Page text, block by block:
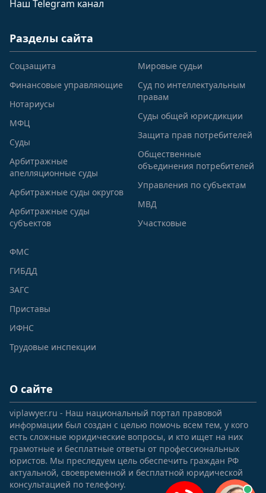
Наш Telegram канал
Разделы сайта
Соцзащита
Финансовые управляющие
Нотариусы
МФЦ
Суды
Арбитражные
апелляционные суды
Арбитражные суды округов
Арбитражные суды
субъектов
Мировые судьи
Суд по интеллектуальным
правам
Суды общей юрисдикции
Защита прав потребителей
Общественные
объединения потребителей
Управления по субъектам
МВД
Участковые
ФМС
ГИБДД
ЗАГС
Приставы
ИФНС
Трудовые инспекции
О сайте
viplawyer.ru - Наш национальный портал правовой
информации был создан с целью помочь всем тем, у кого
есть сложные юридические вопросы, и кто ищет на них
грамотные и бесплатные ответы от профессиональных
юристов. Мы преследуем цель обеспечить граждан РФ
актуальной, своевременной и бесплатной юридической
консультацией по телефону.